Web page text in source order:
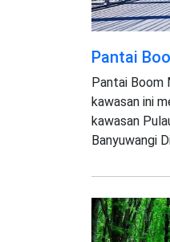
Pantai
Pantai Boom
kawasan ini
kawasan
Banyuwangi